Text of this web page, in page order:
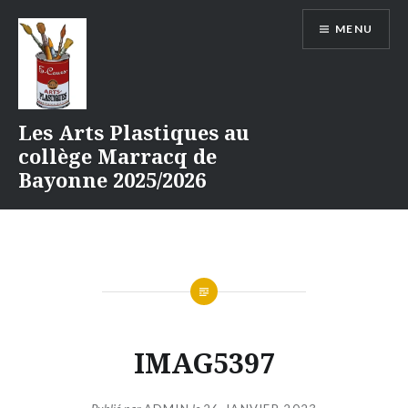
contenu
Les Arts Plastiques au
collège Marracq de
Bayonne 2025/2026
MENU
IMAG5397